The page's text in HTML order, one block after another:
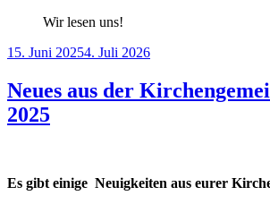
Wir lesen uns!
Veröffentlicht
15. Juni 20254. Juli 2026
Neues aus der
2025
Es gibt einige Neuigkeiten aus eurer